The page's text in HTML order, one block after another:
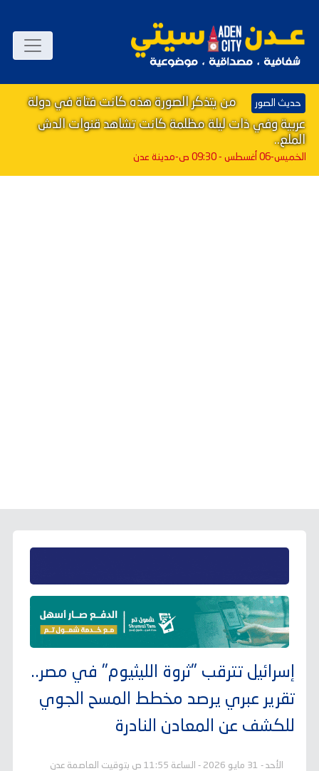
حديث الصور
من يتذكر الصورة هذه كانت فتاة في دولة
عربية وفي ذات ليلة مظلمة كانت تشاهد قنوات الدش
الملع..
الخميس-06 أغسطس - 09:30 ص -مدينة عدن
إسرائيل تترقب "ثروة الليثيوم" في مصر..
تقرير عبري يرصد مخطط المسح الجوي
للكشف عن المعادن النادرة
الأحد - 31 مايو 2026 - الساعة 11:55 ص بتوقيت العاصمة عدن